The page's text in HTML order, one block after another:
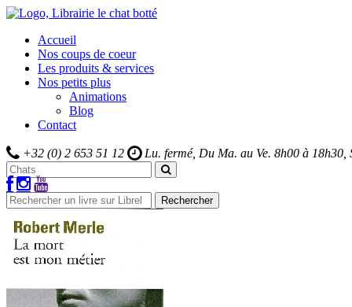
Accueil
Nos coups de coeur
Les produits & services
Nos petits plus
Animations
Blog
Contact
+32 (0) 2 653 51 12 Lu. fermé, Du Ma. au Ve. 8h00 à 18h30,
Rechercher